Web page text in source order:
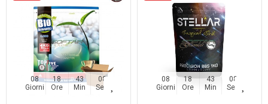
08
Giorni
18
Ore
43
Min
06
Sec
08
Giorni
18
Ore
43
Min
06
Sec